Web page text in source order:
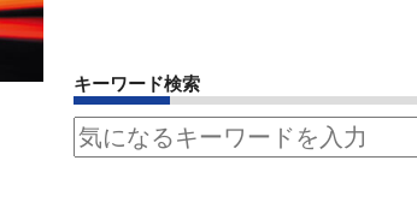
キーワード検索